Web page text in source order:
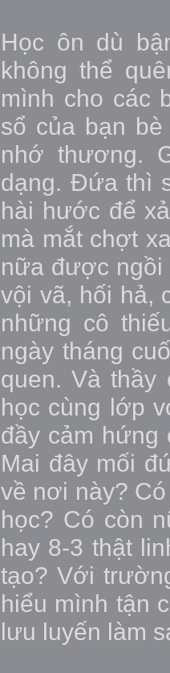
Học ôn dù
không thể
mình cho các
sổ của bạn
nhớ thương.
dạng. Đứa thì
hài hước để
mà mắt chợt
nữa được ngồi
vội vã, hối hả,
những cô
ngày tháng
quen. Và
học cùng lớp
đầy cảm hứng
Mai đây mối
về nơi này?
học? Có còn
hay 8-3 thật
tạo? Với
hiểu mình tận
lưu luyến làm